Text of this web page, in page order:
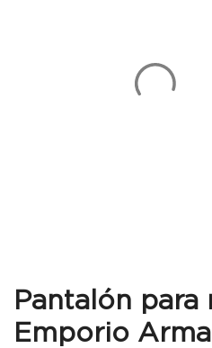
Pantalón para
Emporio